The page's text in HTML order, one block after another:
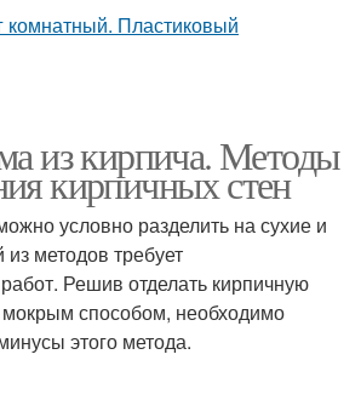
из кирпича. Методы
кирпичных стен
условно разделить на сухие и
методов требует
Решив отделать кирпичную
мокрым способом, необходимо
этого метода.